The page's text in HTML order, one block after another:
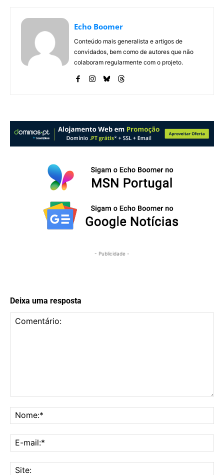
Echo Boomer
Conteúdo mais generalista e artigos de
convidados, bem como de autores que não
colaboram regularmente com o projeto.
- Publicidade -
Deixa uma resposta